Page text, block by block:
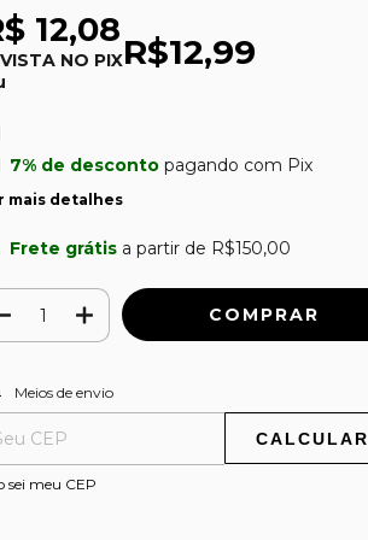
12,08
NO PIXR$12,99
7% de descontopagando com Pix
mais detalhes
Frete grátis a partir de R$150,00
para o CEP:
Meios de envio
CALCULAR
sei meu CEP